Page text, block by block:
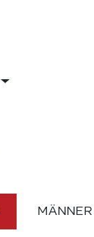
MÄNNER